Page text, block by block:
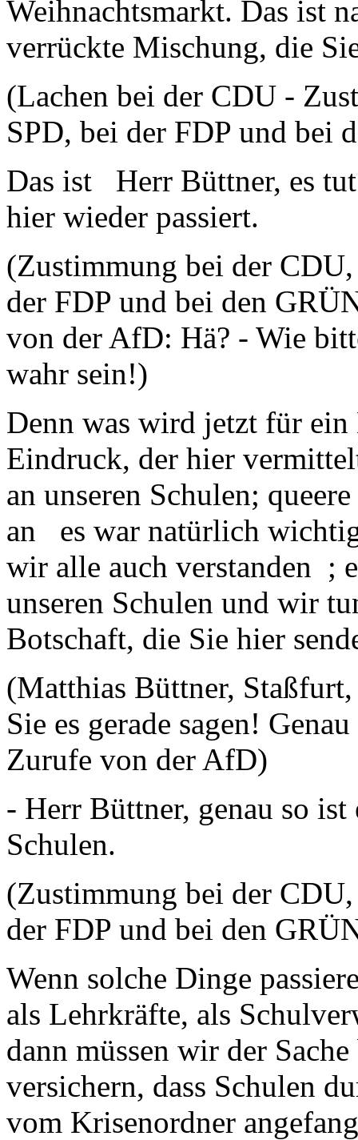
Weihnachtsmarkt. Das ist
verrückte Mischung, die
(Lachen bei der CDU -
SPD, bei der FDP und bei
Das ist Herr Büttner, es
hier wieder passiert.
(Zustimmung bei der
der FDP und bei den
von der AfD: Hä? - Wie
wahr sein!)
Denn was wird jetzt für
Eindruck, der hier
an unseren Schulen;
an es war natürlich
wir alle auch verstanden ;
unseren Schulen und wir
Botschaft, die Sie hier
(Matthias Büttner,
Sie es gerade sagen!
Zurufe von der AfD)
- Herr Büttner, genau so
Schulen.
(Zustimmung bei der
der FDP und bei den
Wenn solche Dinge
als Lehrkräfte, als
dann müssen wir der
versichern, dass Schulen
vom Krisenordner